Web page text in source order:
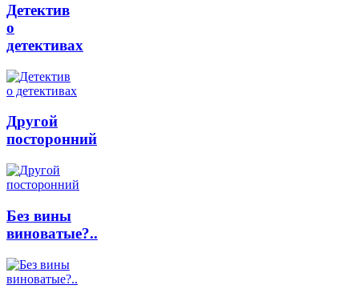
Детектив
о
детективах
Другой
посторонний
Без вины
виноватые?..